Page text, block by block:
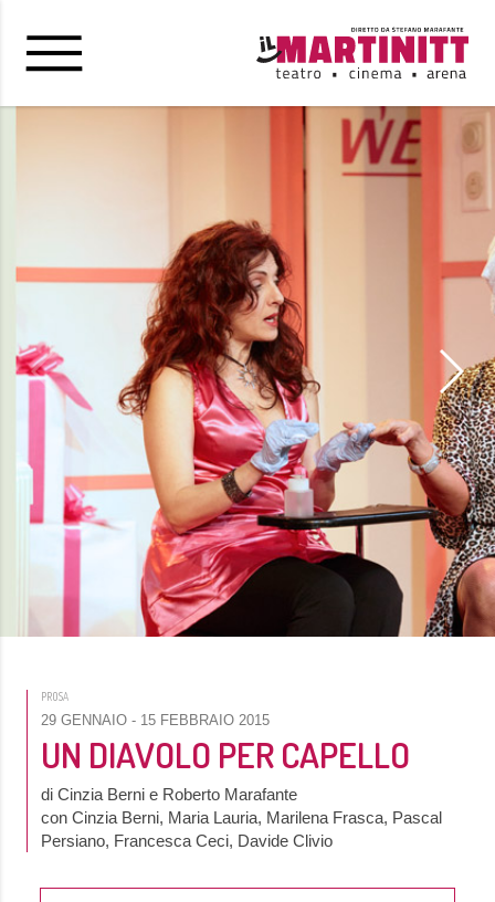
PROSA
29 GENNAIO - 15 FEBBRAIO 2015
UN DIAVOLO PER CAPELLO
di Cinzia Berni e Roberto Marafante
con Cinzia Berni, Maria Lauria, Marilena Frasca, Pascal
Persiano, Francesca Ceci, Davide Clivio